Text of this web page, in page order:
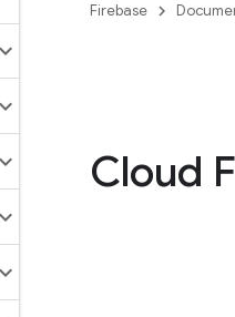
Firebase
Cloud